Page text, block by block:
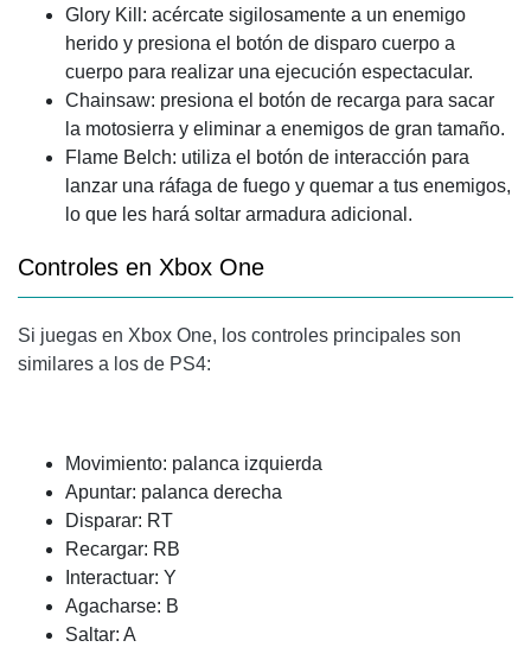
Glory Kill: acércate sigilosamente a un enemigo
herido y presiona el botón de disparo cuerpo a
cuerpo para realizar una ejecución espectacular.
Chainsaw: presiona el botón de recarga para sacar
la motosierra y eliminar a enemigos de gran tamaño.
Flame Belch: utiliza el botón de interacción para
lanzar una ráfaga de fuego y quemar a tus enemigos,
lo que les hará soltar armadura adicional.
Controles en Xbox One
Si juegas en Xbox One, los controles principales son
similares a los de PS4:
Movimiento: palanca izquierda
Apuntar: palanca derecha
Disparar: RT
Recargar: RB
Interactuar: Y
Agacharse: B
Saltar: A